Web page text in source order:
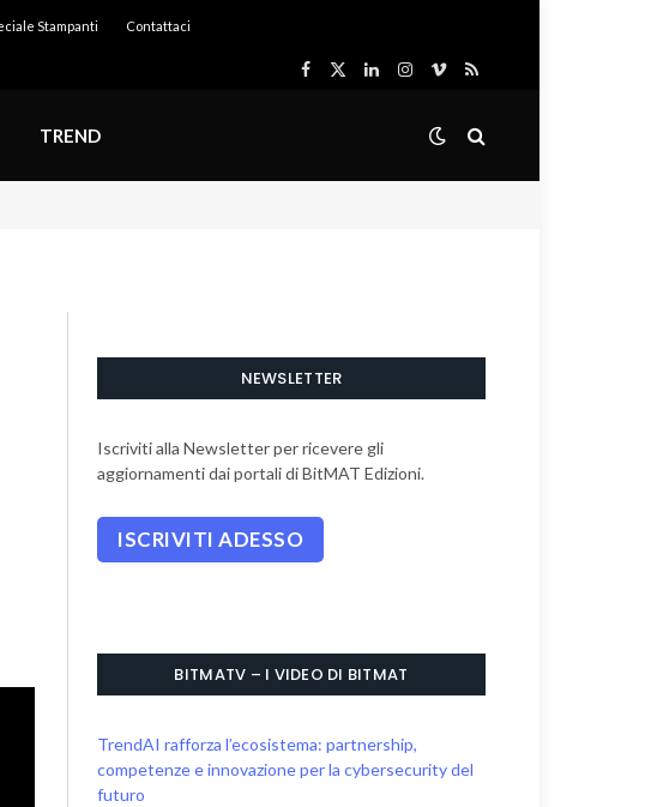
Stampanti Contattaci
Facebook
X
LinkedInInstagram
VimeoRSS
TREND
NEWSLETTER
Iscriviti alla Newsletter per ricevere gli
aggiornamenti dai portali di BitMAT Edizioni.
BITMATV – I VIDEO DI BITMAT
TrendAI rafforza l’ecosistema: partnership,
competenze e innovazione per la cybersecurity del
futuro